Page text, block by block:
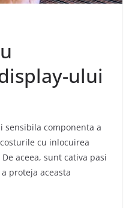
ului
sensibila componenta a
cu inlocuirea
aceea, sunt cativa pasi
proteja aceasta